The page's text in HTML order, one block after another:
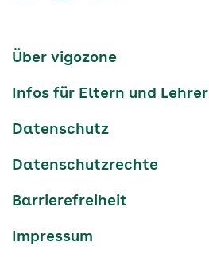
Services-
Über vigozone
Infos für Eltern und Lehrer
Datenschutz
Datenschutzrechte
Barrierefreiheit
Impressum